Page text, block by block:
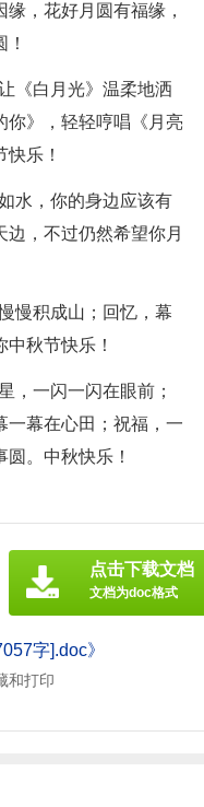
，花好月圆有福缘，
《白月光》温柔地洒
你》，轻轻哼唱《月亮
乐！
水，你的身边应该有
，不过仍然希望你月
慢积成山；回忆，幕
秋节快乐！
，一闪一闪在眼前；
一幕在心田；祝福，一
。中秋快乐！
字].doc》
和打印
点击下载文档
文档为doc格式